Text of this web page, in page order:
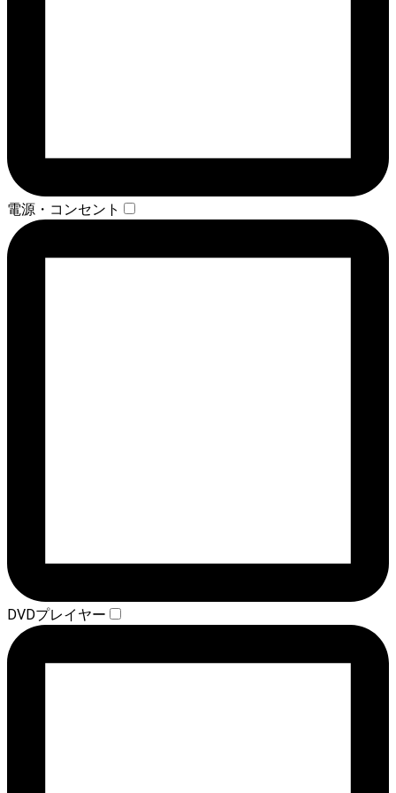
電源・コンセント
DVDプレイヤー